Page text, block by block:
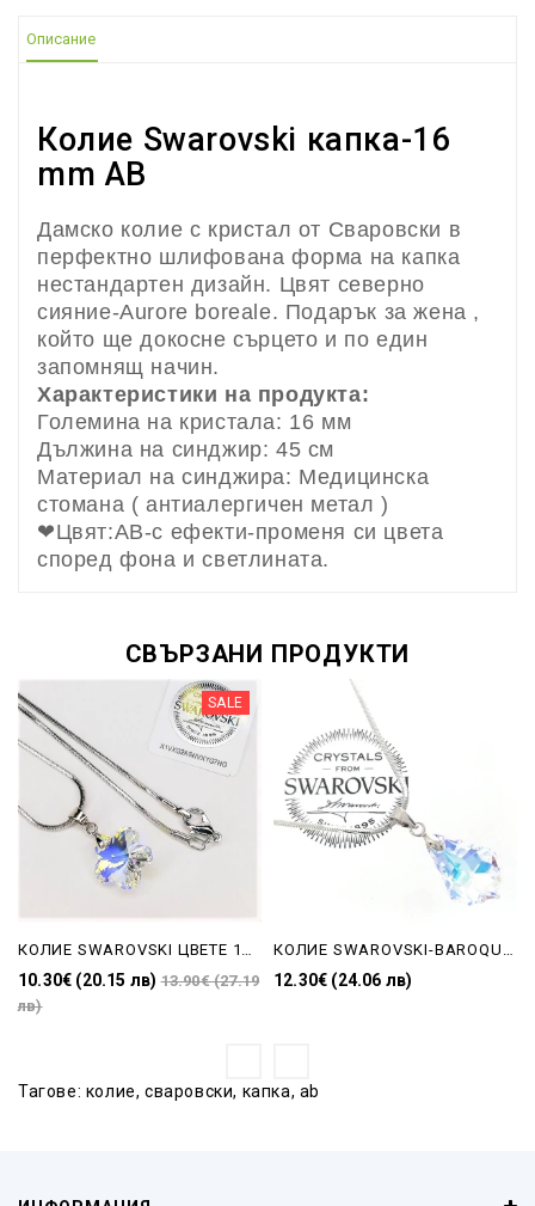
Описание
Колие Swarovski капка-16
mm AB
Дамско колие с кристал от Сваровски в
перфектно шлифована форма на капка
нестандартен дизайн. Цвят северно
сияние-Aurore boreale. Подарък за жена ,
който ще докосне сърцето и по един
запомнящ начин.
Характеристики на продукта:
Големина на кристала: 16 мм
Дължина на синджир: 45 см
Материал на синджира: Медицинска
стомана ( антиалергичен метал )
❤Цвят:AB-с ефекти-променя си цвета
според фона и светлината.
СВЪРЗАНИ ПРОДУКТИ
SALE
10.30€ (20.15 лв) 13.90€ (27.19
лв)
12.30€ (24.06 лв)
Тагове: колие,сваровски, капка, ab